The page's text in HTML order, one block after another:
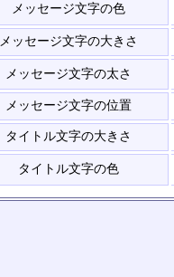
メッセージ文字の色
メッセージ文字の大きさ
メッセージ文字の太さ
メッセージ文字の位置
タイトル文字の大きさ
タイトル文字の色